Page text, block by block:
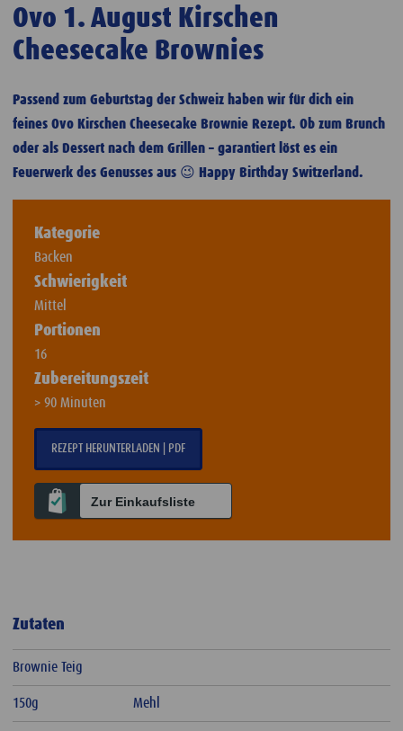
Ovo 1. August Kirschen
Cheesecake Brownies
Passend zum Geburtstag der Schweiz haben wir für dich ein
feines Ovo Kirschen Cheesecake Brownie Rezept. Ob zum Brunch
oder als Dessert nach dem Grillen – garantiert löst es ein
Feuerwerk des Genusses aus 😉 Happy Birthday Switzerland.
Kategorie
Backen
Schwierigkeit
Mittel
Portionen
16
Zubereitungszeit
> 90 Minuten
REZEPT HERUNTERLADEN | PDF
Zur Einkaufsliste
Zutaten
Brownie Teig
150g Mehl